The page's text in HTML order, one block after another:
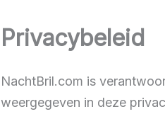
Privacybeleid
NachtBril.com is
weergegeven in deze